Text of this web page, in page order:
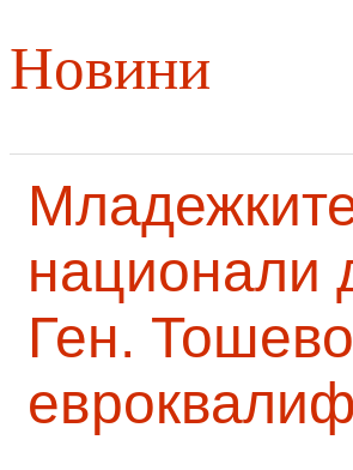
Новини
национали
Ген.